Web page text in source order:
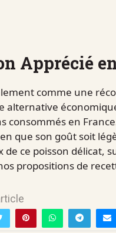
Apprécié
comme une
consommés en
que son goût soit
ce poisson délicat,
propositions de